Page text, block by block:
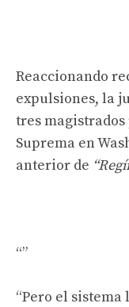
Reaccionando
expulsiones, la
tres
Suprema en
anterior de
“Pero el